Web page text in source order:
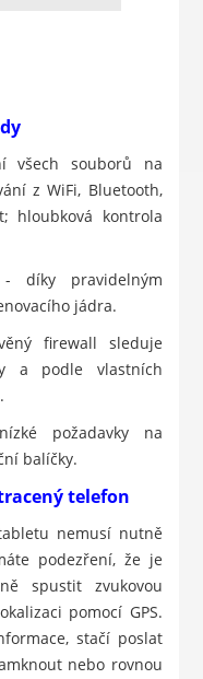
všech souborů na
z WiFi, Bluetooth,
hloubková kontrola
- díky pravidelným
jádra.
firewall sleduje
a podle vlastních
požadavky na
balíčky.
telefon
nemusí nutně
podezření, že je
spustit zvukovou
pomocí GPS.
stačí poslat
nebo rovnou